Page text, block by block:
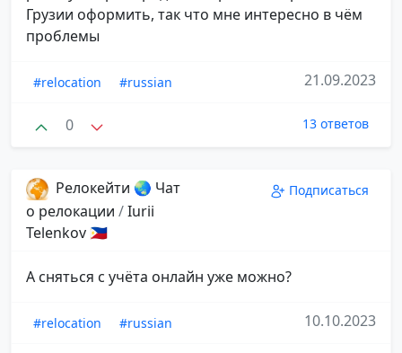
Грузии оформить, так что мне интересно в чём
проблемы
#relocation #russian 21.09.2023
0 13 ответов
Релокейти 🌏 Чат
о релокации /Iurii
Telenkov 🇵🇭
Подписаться
А сняться с учёта онлайн уже можно?
#relocation #russian 10.10.2023